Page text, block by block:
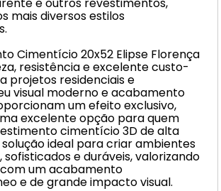
mais diversos estilos
Cimentício 20x52 Elipse Florença
resistência e excelente custo-
projetos residenciais e
visual moderno e acabamento
um efeito exclusivo,
excelente opção para quem
cimentício 3D de alta
solução ideal para criar ambientes
sofisticados e duráveis, valorizando
um acabamento
e de grande impacto visual.